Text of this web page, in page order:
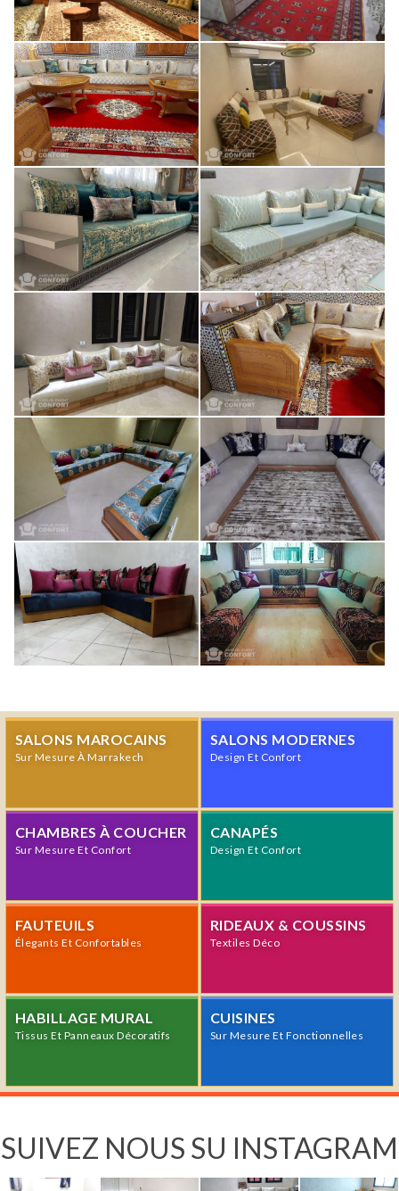
SALONS MAROCAINS
Sur Mesure À Marrakech
SALONS MODERNES
Design Et Confort
CHAMBRES À COUCHER
Sur Mesure Et Confort
CANAPÉS
Design Et Confort
FAUTEUILS
Élegants Et Confortables
RIDEAUX & COUSSINS
Textiles Déco
HABILLAGE MURAL
Tissus Et Panneaux Décoratifs
CUISINES
Sur Mesure Et Fonctionnelles
SUIVEZ NOUS SU INSTAGRAM